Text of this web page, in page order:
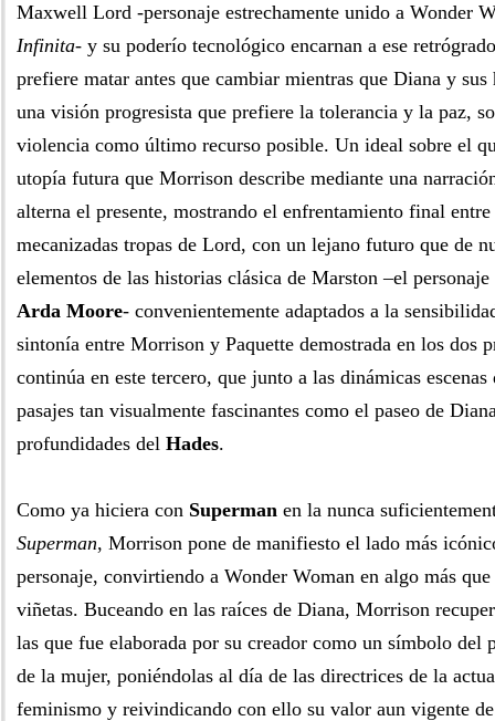
Maxwell Lord -personaje estrechamente unido a Wonder
Infinita- y su poderío tecnológico encarnan a ese
prefiere matar antes que cambiar mientras que Diana y sus
una visión progresista que prefiere la tolerancia y la paz,
violencia como último recurso posible. Un ideal sobre el
utopía futura que Morrison describe mediante una
alterna el presente, mostrando el enfrentamiento final entre
mecanizadas tropas de Lord, con un lejano futuro que de
elementos de las historias clásica de Marston –el
Arda Moore- convenientemente adaptados a la
sintonía entre Morrison y Paquette demostrada en los dos
continúa en este tercero, que junto a las dinámicas
pasajes tan visualmente fascinantes como el paseo de
profundidades del Hades.
Como ya hiciera con Superman en la nunca
Superman, Morrison pone de manifiesto el lado más
personaje, convirtiendo a Wonder Woman en algo más
viñetas. Buceando en las raíces de Diana, Morrison
las que fue elaborada por su creador como un símbolo del
de la mujer, poniéndolas al día de las directrices de la
feminismo y reivindicando con ello su valor aun vigente